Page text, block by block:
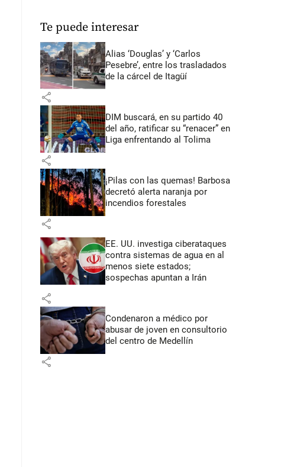
Te puede interesar
Alias ‘Douglas’ y ‘Carlos
Pesebre’, entre los trasladados
de la cárcel de Itagüí
share
DIM buscará, en su partido 40
del año, ratificar su “renacer” en
Liga enfrentando al Tolima
share
¡Pilas con las quemas! Barbosa
decretó alerta naranja por
incendios forestales
share
EE. UU. investiga ciberataques
contra sistemas de agua en al
menos siete estados;
sospechas apuntan a Irán
share
Condenaron a médico por
abusar de joven en consultorio
del centro de Medellín
share